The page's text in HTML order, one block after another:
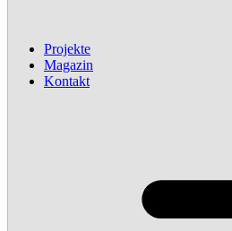
Projekte
Magazin
Kontakt